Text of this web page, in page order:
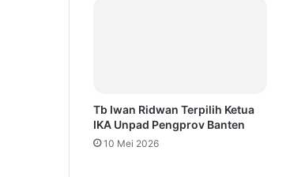
Tb Iwan Ridwan Terpilih Ketua
IKA Unpad Pengprov Banten
10 Mei 2026